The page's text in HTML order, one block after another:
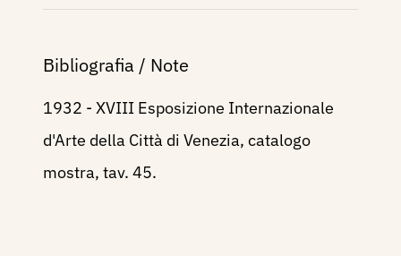
Bibliografia / Note
1932 - XVIII Esposizione Internazionale
d'Arte della Città di Venezia, catalogo
mostra, tav. 45.